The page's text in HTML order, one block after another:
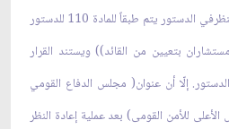
مجلس الدفاع الأعلى قبل إعادة النظرفي الدستور يتم طبقاً للمادة 110 للدستور
بتعيين من القائد)) ويستند القرار
إلّا أن عنوان( مجلس الدفاع القومي
للأمن القومى) بعد عملية إعادة النظر